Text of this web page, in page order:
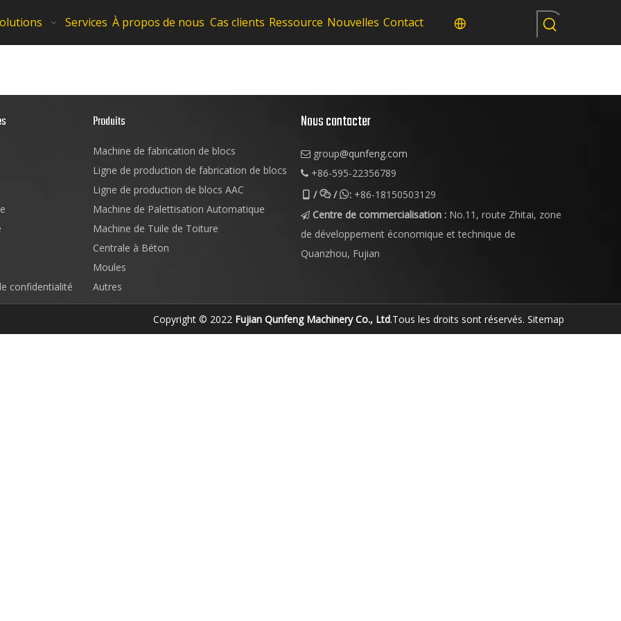
Services À propos de nous Cas clients Ressource Nouvelles Contact
confidentialité
Produits
Machine de fabrication de blocs
Ligne de production de fabrication de blocs
Ligne de production de blocs AAC
Machine de Palettisation Automatique
Machine de Tuile de Toiture
Centrale à Béton
Moules
Autres
Nous contacter
 group@qunfeng.com
 +86-595-22356789
 //: +86-18150503129
 Centre de commercialisation : No.11, route Zhitai, zone
de développement économique et technique de
Quanzhou, Fujian
Copyright © 2022 Fujian Qunfeng Machinery Co., Ltd.Tous les droits sont réservés. Sitemap